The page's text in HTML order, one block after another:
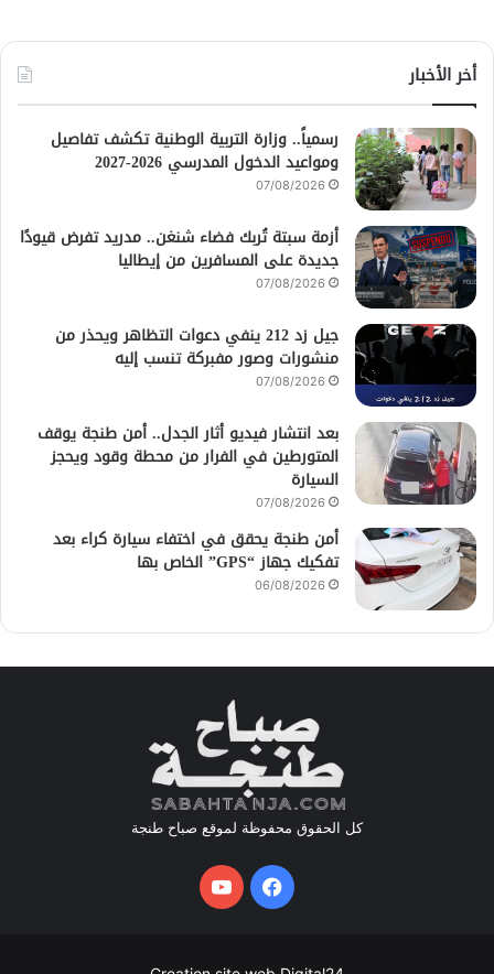
أخر الأخبار
رسمياً.. وزارة التربية الوطنية تكشف تفاصيل
ومواعيد الدخول المدرسي 2026-2027
07/08/2026
أزمة سبتة تُربك فضاء شنغن.. مدريد تفرض قيودًا
جديدة على المسافرين من إيطاليا
07/08/2026
جيل زد 212 ينفي دعوات التظاهر ويحذر من
منشورات وصور مفبركة تنسب إليه
07/08/2026
بعد انتشار فيديو أثار الجدل.. أمن طنجة يوقف
المتورطين في الفرار من محطة وقود ويحجز
السيارة
07/08/2026
أمن طنجة يحقق في اختفاء سيارة كراء بعد
تفكيك جهاز “GPS” الخاص بها
06/08/2026
كل الحقوق محفوظة لموقع صباح طنجة
فيسبوكيوتيوب